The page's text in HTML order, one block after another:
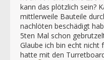
kann das plötzlich sein?
mittlerweile Bauteile
nachlöten beschädigt
5ten Mal schon
Glaube ich bin echt nicht
hatte mit den